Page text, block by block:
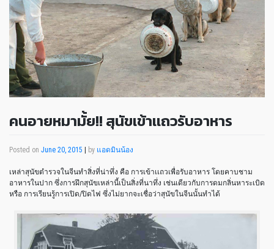
คนอายหมามั้ย!! สุนัขเข้าเเถวรับอาหาร
Posted on June 20, 2015 by แอดมินน้อง
เหล่าสุนัขตำรวจในจีนทำสิ่งที่น่าทึ่ง คือ การเข้าเเถวเพื่อรับอาหาร โดยคาบชาม
อาหารในปาก ซึ่งการฝึกสุนัขเหล่านี้เป็นสิ่งที่นาทึ่ง เช่นเดียวกับการดมกลิ่นหาระเบิด
หรือ การเรียนรู้การเปิด/ปิดไฟ ซึ่งไม่ยากจะเชื่อว่าสุนัขในจีนนั้นทำได้